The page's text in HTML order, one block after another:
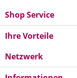
Shop Service
Ihre Vorteile
Netzwerk